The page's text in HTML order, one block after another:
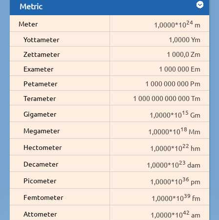
Metric
Meter 1,0000*1024 m
Yottameter
1,0000 Ym
Zettameter
1 000,0 Zm
Exameter
1 000 000 Em
Petameter
1 000 000 000 Pm
Terameter
1 000 000 000 000 Tm
Gigameter
1,0000*1015 Gm
Megameter
1,0000*1018 Mm
Hectometer
1,0000*1022 hm
Decameter
1,0000*1023 dam
Picometer
1,0000*1036 pm
Femtometer
1,0000*1039 fm
Attometer
1,0000*1042 am